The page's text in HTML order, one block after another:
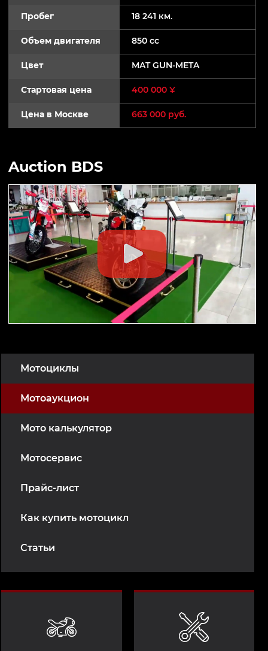
Мотоциклы
Мотоаукцион
Мото калькулятор
Мотосервис
Прайс-лист
Как купить мотоцикл
Статьи
Пробег 18 241 км.
Объем двигателя 850 cc
Цвет MAT GUN-META
Стартовая цена 400 000 ¥
Цена в Москве 663 000 руб.
Auction BDS